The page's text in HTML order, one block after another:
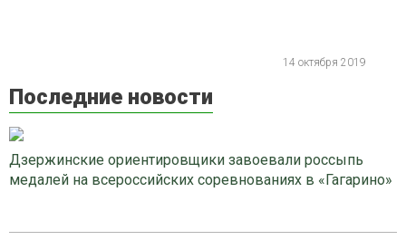
14 октября 2019
Последние новости
Дзержинские ориентировщики завоевали россыпь
медалей на всероссийских соревнованиях в «Гагарино»